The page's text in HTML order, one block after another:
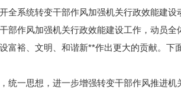
全系统转变干部作风加强机关行政效能建
部作风加强机关行政效能建设工作，动员
富裕、文明、和谐新**作出更大的贡献。下
统一思想，进一步增强转变干部作风推进